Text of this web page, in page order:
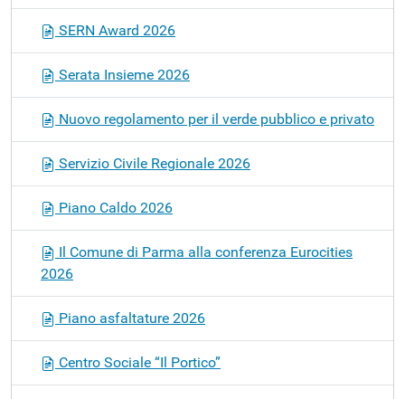
SERN Award 2026
Serata Insieme 2026
Nuovo regolamento per il verde pubblico e privato
Servizio Civile Regionale 2026
Piano Caldo 2026
Il Comune di Parma alla conferenza Eurocities
2026
Piano asfaltature 2026
Centro Sociale “Il Portico”